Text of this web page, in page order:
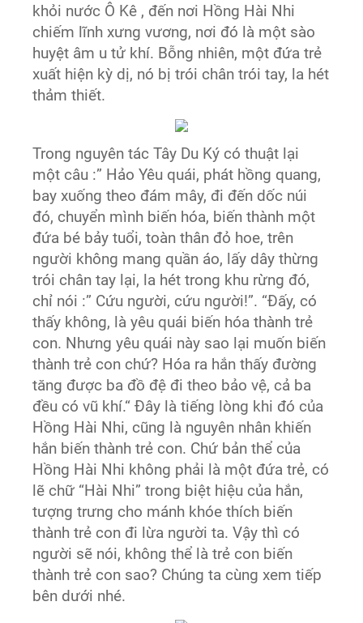
khỏi nước Ô Kê , đến nơi Hồng Hài Nhi
chiếm lĩnh xưng vương, nơi đó là một sào
huyệt âm u tử khí. Bỗng nhiên, một đứa trẻ
xuất hiện kỳ dị, nó bị trói chân trói tay, la hét
thảm thiết.
Trong nguyên tác Tây Du Ký có thuật lại
một câu :” Hảo Yêu quái, phát hồng quang,
bay xuống theo đám mây, đi đến dốc núi
đó, chuyển mình biến hóa, biến thành một
đứa bé bảy tuổi, toàn thân đỏ hoe, trên
người không mang quần áo, lấy dây thừng
trói chân tay lại, la hét trong khu rừng đó,
chỉ nói :” Cứu người, cứu người!”. “Đấy, có
thấy không, là yêu quái biến hóa thành trẻ
con. Nhưng yêu quái này sao lại muốn biến
thành trẻ con chứ? Hóa ra hắn thấy đường
tăng được ba đồ đệ đi theo bảo vệ, cả ba
đều có vũ khí.“ Đây là tiếng lòng khi đó của
Hồng Hài Nhi, cũng là nguyên nhân khiến
hắn biến thành trẻ con. Chứ bản thể của
Hồng Hài Nhi không phải là một đứa trẻ, có
lẽ chữ “Hài Nhi” trong biệt hiệu của hắn,
tượng trưng cho mánh khóe thích biến
thành trẻ con đi lừa người ta. Vậy thì có
người sẽ nói, không thể là trẻ con biến
thành trẻ con sao? Chúng ta cùng xem tiếp
bên dưới nhé.